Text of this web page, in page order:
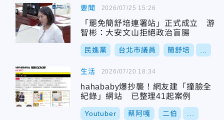
要聞
「罷免簡舒培連署站」正式成立 游
智彬：大安文山拒絕政治盲腸
民進黨 台北市議員 簡舒培
2026/07/25 15:26
生活
hahababy爆抄襲！網友建「撞臉全
紀錄」網站 已整理41起案例
Youtuber 蔡阿嘎 二伯
2026/07/20 18:34